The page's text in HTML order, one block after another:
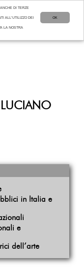
OK
DI TERZE
ALL’UTILIZZO DEI
LA NOSTRA
in Italia e
e
dell’arte